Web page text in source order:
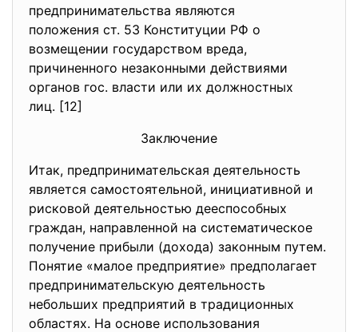
предпринимательства являются
положения ст. 53 Конституции РФ о
возмещении государством вреда,
причиненного незаконными действиями
органов гос. власти или их должностных
лиц. [12]
Заключение
Итак, предпринимательская деятельность
является самостоятельной, инициативной и
рисковой деятельностью дееспособных
граждан, направленной на систематическое
получение прибыли (дохода) законным путем.
Понятие «малое предприятие» предполагает
предпринимательскую деятельность
небольших предприятий в традиционных
областях. На основе использования